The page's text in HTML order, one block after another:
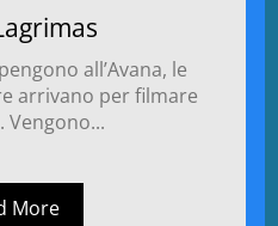
all’Avana, le
arrivano per filmare
Vengono...
More